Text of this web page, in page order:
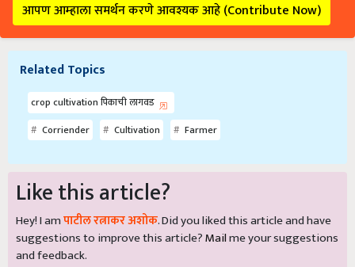
आपण आम्हाला समर्थन करणे आवश्यक आहे (Contribute Now)
Related Topics
crop cultivation पिकाची लागवड
Corriender
Cultivation Farmer
Like this article?
Hey! I amपाटील रत्नाकर अशोक. Did you liked this article and have
suggestions to improve this article?Mailme your suggestions
and feedback.